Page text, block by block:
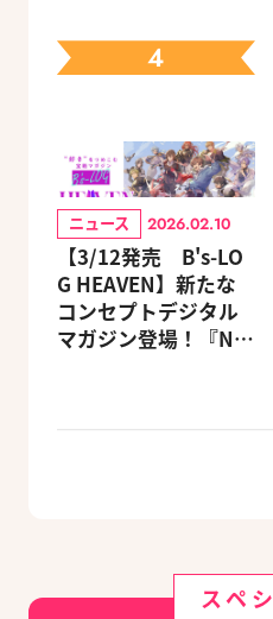
ェック
4
ニュース 2026.02.10
【3/12発売 B's-LO
G HEAVEN】新たな
コンセプトデジタル
マガジン登場！『NU:
スペ